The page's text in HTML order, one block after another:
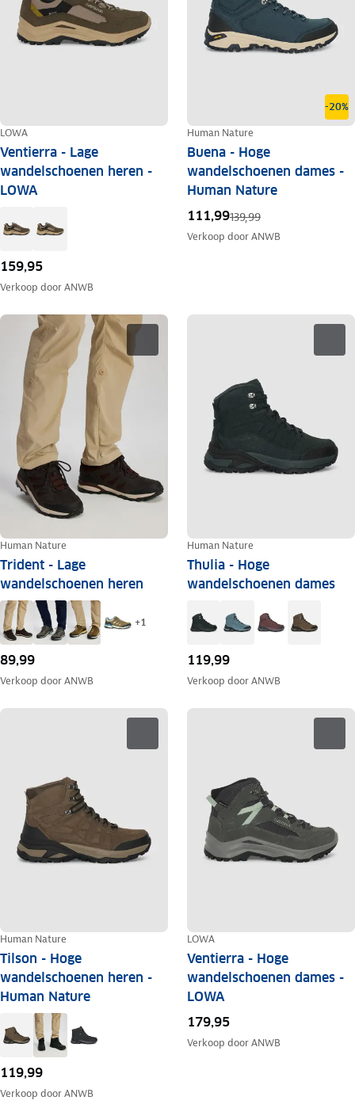
LOWA
Ventierra - Lage
wandelschoenen heren -
LOWA
159,95
Verkoop doorANWB
-20%
Human Nature
Buena - Hoge
wandelschoenen dames -
Human Nature
111,99139,99
Verkoop doorANWB
Human Nature
Trident - Lage
wandelschoenen heren
+1
89,99
Verkoop doorANWB
Human Nature
Thulia - Hoge
wandelschoenen dames
119,99
Verkoop doorANWB
Human Nature
Tilson - Hoge
wandelschoenen heren -
Human Nature
119,99
Verkoop doorANWB
LOWA
Ventierra - Hoge
wandelschoenen dames -
LOWA
179,95
Verkoop doorANWB